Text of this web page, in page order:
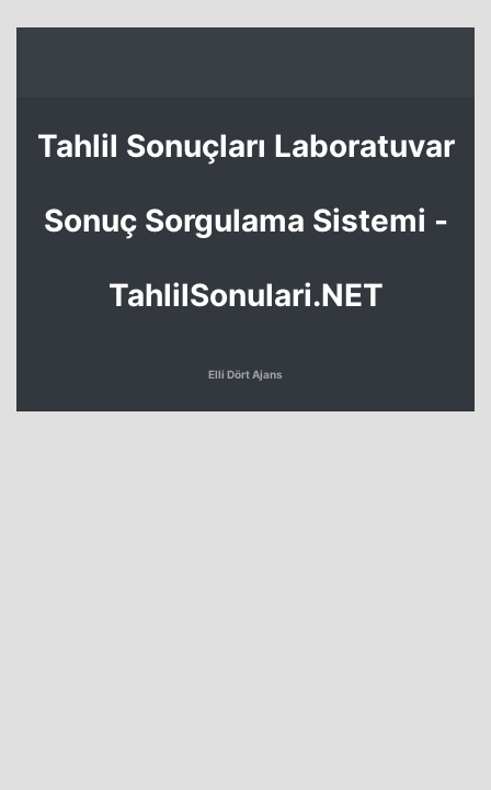
Tahlil Sonuçları Laboratuvar
Sonuç Sorgulama Sistemi -
TahlilSonulari.NET
Elli Dört Ajans